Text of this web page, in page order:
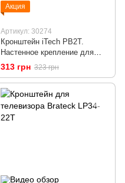
Акция
Артикул: 30274
Кронштейн iTech PB2T.
Настенное крепление для
телевизора 23-42 дюймов
313 грн 323 грн